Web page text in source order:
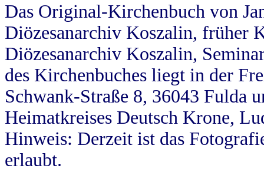
Das Original-Kirchenbuch von
Diözesanarchiv Koszalin, früher
Diözesanarchiv Koszalin,
des Kirchenbuches liegt in der
Schwank-Straße 8, 36043 Fulda
Heimatkreises Deutsch Krone,
Hinweis: Derzeit ist das
erlaubt.